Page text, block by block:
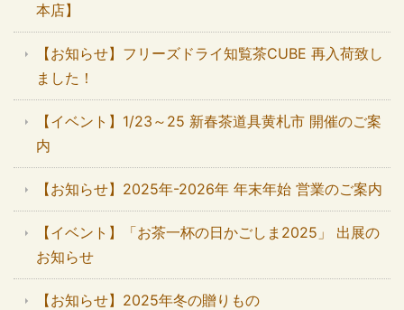
本店】
【お知らせ】フリーズドライ知覧茶CUBE 再入荷致し
ました！
【イベント】1/23～25 新春茶道具黄札市 開催のご案
内
【お知らせ】2025年-2026年 年末年始 営業のご案内
【イベント】「お茶一杯の日かごしま2025」 出展の
お知らせ
【お知らせ】2025年冬の贈りもの